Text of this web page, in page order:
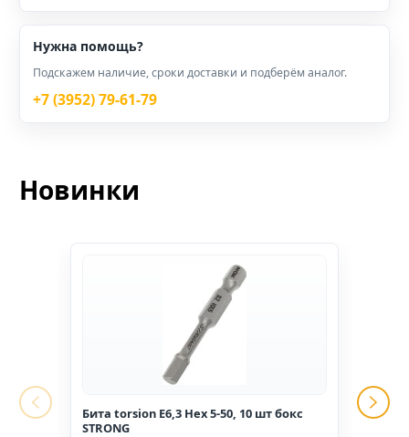
Нужна помощь?
Подскажем наличие, сроки доставки и подберём аналог.
+7 (3952) 79-61-79
Новинки
Бита torsion E6,3 Hex 5-50, 10 шт бокс
STRONG